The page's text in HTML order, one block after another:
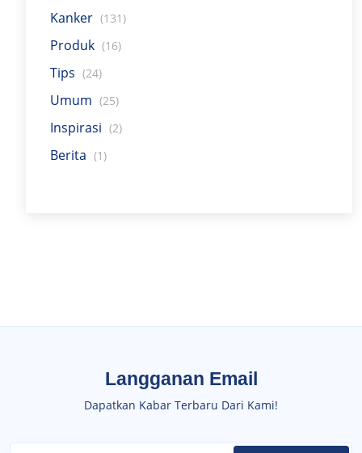
Kanker (131)
Produk (16)
Tips (24)
Umum (25)
Inspirasi (2)
Berita (1)
Langganan Email
Dapatkan Kabar Terbaru Dari Kami!